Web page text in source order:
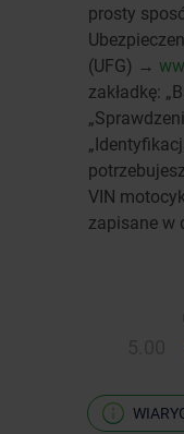
prosty
(UFG) →
zakładkę:
VIN
zapisane w